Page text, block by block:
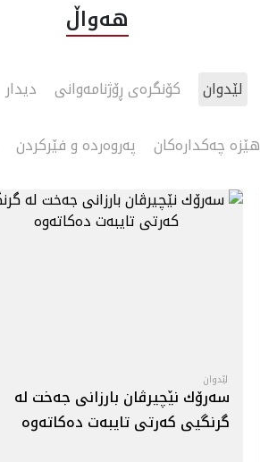
هەواڵ
لێدوان کۆنگرەی ڕۆژنامەوانی دیدار
هێزە چەکدارەکان په‌روه‌رده‌ و فێرکردن
لێدوان
سه‌رۆك نێچيرڤان بارزانى جه‌خت له‌
گرنگيى كه‌رتى تايبه‌ت ده‌كاته‌وه‌